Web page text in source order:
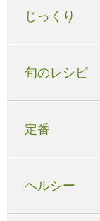
じっくり
旬のレシピ
定番
ヘルシー